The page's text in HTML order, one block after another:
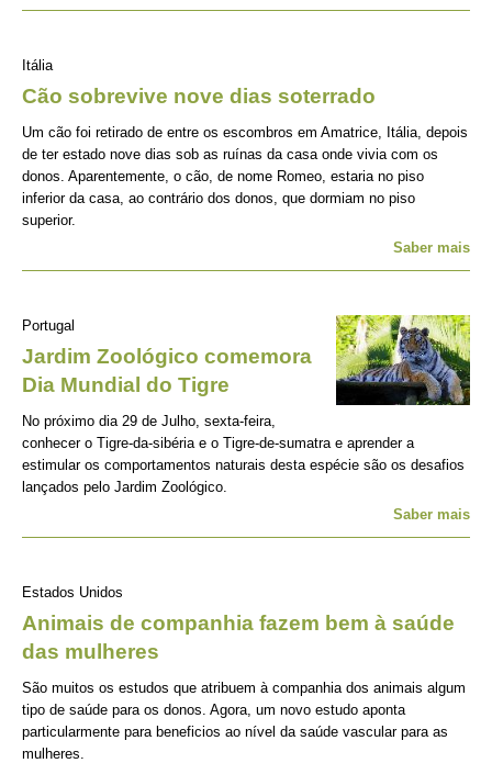
Itália
Cão sobrevive nove dias soterrado
Um cão foi retirado de entre os escombros em Amatrice, Itália, depois
de ter estado nove dias sob as ruínas da casa onde vivia com os
donos. Aparentemente, o cão, de nome Romeo, estaria no piso
inferior da casa, ao contrário dos donos, que dormiam no piso
superior.
Saber mais
Portugal
Jardim Zoológico comemora
Dia Mundial do Tigre
No próximo dia 29 de Julho, sexta-feira,
conhecer o Tigre-da-sibéria e o Tigre-de-sumatra e aprender a
estimular os comportamentos naturais desta espécie são os desafios
lançados pelo Jardim Zoológico.
Saber mais
Estados Unidos
Animais de companhia fazem bem à saúde
das mulheres
São muitos os estudos que atribuem à companhia dos animais algum
tipo de saúde para os donos. Agora, um novo estudo aponta
particularmente para beneficios ao nível da saúde vascular para as
mulheres.